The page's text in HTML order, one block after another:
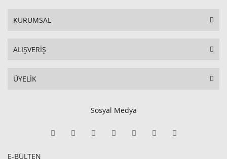
KURUMSAL
ALIŞVERİŞ
ÜYELİK
Sosyal Medya
E-BÜLTEN